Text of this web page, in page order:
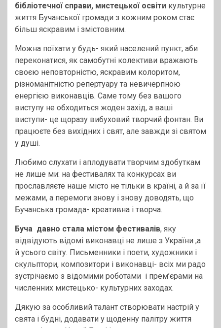
бібліотечної справи, мистецької освіти культурне
життя Бучанської громади з кожним роком стає
більш яскравим і змістовним.
Можна поїхати у будь- який населений пункт, аби
переконатися, як самобутні колективи вражають
своєю неповторністю, яскравим колоритом,
різноманітністю репертуару та невичерпною
енергією виконавців. Саме тому без вашого
виступу не обходиться жоден захід, а ваші
виступи- це щоразу вибуховий творчий фонтан. Ви
працюєте без вихідних і свят, але завжди зі святом
у душі.
Любимо слухати і аплодувати творчим здобуткам
не лише ми: на фестивалях та конкурсах ви
прославляєте наше місто не тільки в країні, а й за її
межами, а перемоги знову і знову доводять, що
Бучанська громада- креативна і творча.
Буча давно стала містом фестивалів, яку
відвідують відомі виконавці не лише з України ,а
й усього світу. Письменники і поети, художники і
скульптори, композитори і виконавці- всіх ми радо
зустрічаємо з відомими роботами і прем’єрами на
численних мистецько- культурних заходах.
Дякую за особливий талант створювати настрій у
свята і будні, додавати у щоденну палітру життя